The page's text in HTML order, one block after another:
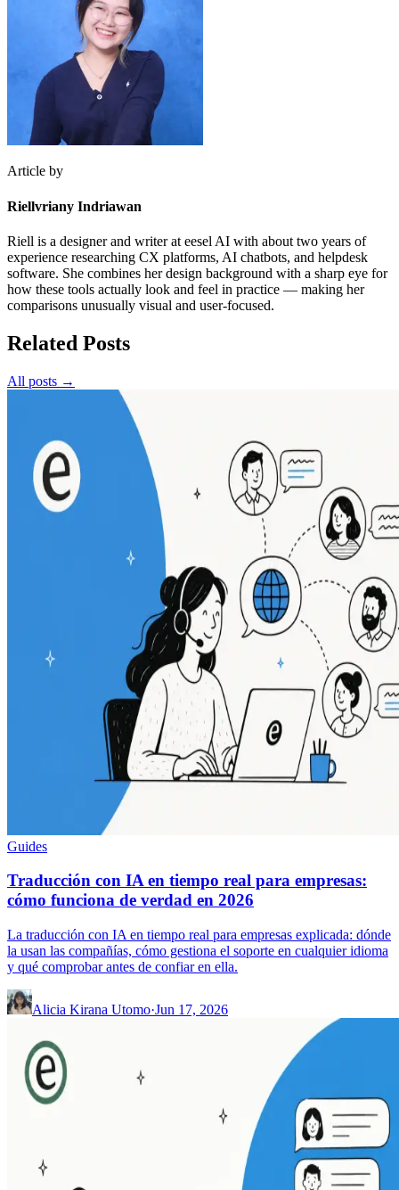
Article by
Riellvriany Indriawan
Riell is a designer and writer at eesel AI with about two years of
experience researching CX platforms, AI chatbots, and helpdesk
software. She combines her design background with a sharp eye for
how these tools actually look and feel in practice — making her
comparisons unusually visual and user-focused.
Related Posts
All posts →
Guides
Traducción con IA en tiempo real para empresas:
cómo funciona de verdad en 2026
La traducción con IA en tiempo real para empresas explicada: dónde
la usan las compañías, cómo gestiona el soporte en cualquier idioma
y qué comprobar antes de confiar en ella.
Alicia Kirana Utomo·Jun 17, 2026